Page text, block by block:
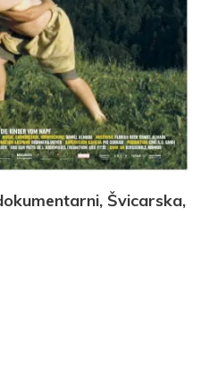
Švicarska,